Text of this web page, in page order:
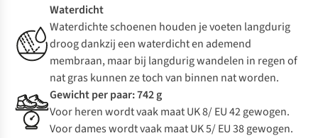
Waterdicht
Waterdichte schoenen houden je voeten langdurig
droog dankzij een waterdicht en ademend
membraan, maar bij langdurig wandelen in regen of
nat gras kunnen ze toch van binnen nat worden.
Gewicht per paar: 742 g
Voor heren wordt vaak maat UK 8/ EU 42 gewogen.
Voor dames wordt vaak maat UK 5/ EU 38 gewogen.